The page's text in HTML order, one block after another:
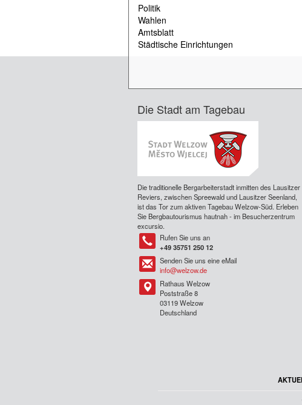
Politik
Wahlen
Amtsblatt
Städtische Einrichtungen
Die Stadt am Tagebau
Die traditionelle Bergarbeiterstadt inmitten des Lausitzer
Reviers, zwischen Spreewald und Lausitzer Seenland,
ist das Tor zum aktiven Tagebau Welzow-Süd. Erleben
Sie Bergbautourismus hautnah - im Besucherzentrum
excursio.
TelRufen Sie uns an
+49 35751 250 12
TelSenden Sie uns eine eMail
info@welzow.de
Tel
Rathaus Welzow
Poststraße 8
03119 Welzow
Deutschland